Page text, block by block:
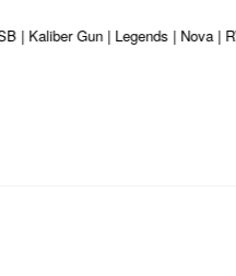
Gun | Legends | Nova |